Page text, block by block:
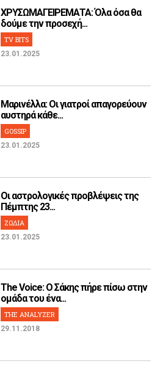
ΧΡΥΣΩΜΑΓΕΙΡΕΜΑΤΑ: Όλα όσα θα
δούμε την προσεχή...
TV BITS
23.01.2025
Μαρινέλλα: Οι γιατροί απαγορεύουν
αυστηρά κάθε...
GOSSIP
23.01.2025
Οι αστρολογικές προβλέψεις της
Πέμπτης 23...
ΖΩΔΙΑ
23.01.2025
The Voice: Ο Σάκης πήρε πίσω στην
ομάδα του ένα...
THE ANALYZER
29.11.2018